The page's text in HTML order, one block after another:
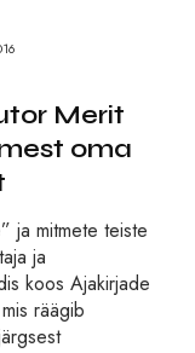
Merit
oma
ja mitmete teiste
ja
koos Ajakirjade
räägib